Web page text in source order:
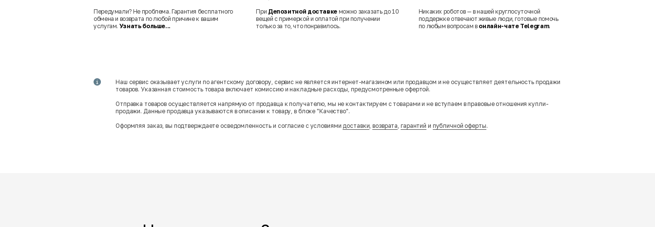
Передумали? Не проблема. Гарантия бесплатного
обмена и возврата по любой причине к вашим
услугам. Узнать больше...
При Депозитной доставке можно заказать до 10
вещей с примеркой и оплатой при получении
только за то, что понравилось.
Никаких роботов — в нашей круглосуточной
поддержке отвечают живые люди, готовые помочь
по любым вопросам в онлайн-чате Telegram.
Наш сервис оказывает услуги по агентскому договору, сервис не является интернет-магазином или продавцом и не осуществляет деятельность продажи
товаров. Указанная стоимость товара включает комиссию и накладные расходы, предусмотренные офертой.
Отправка товаров осуществляется напрямую от продавца к получателю, мы не контактируем с товарами и не вступаем в правовые отношения купли-
продажи. Данные продавца указываются в описании к товару, в блоке "Качество".
Оформляя заказ, вы подтверждаете осведомленность и согласие с условиямидоставки,возврата, гарантий и публичной оферты.